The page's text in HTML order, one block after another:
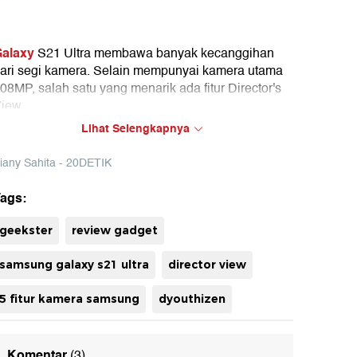
S21 Ultra membawa banyak kecanggihan
segi kamera. Selain mempunyai kamera utama
salah satu yang menarik ada fitur Director's
Apa itu fitur Director's View? Bagaimana
fitur tersebut?
Lihat Selengkapnya
Sahita - 20DETIK
geekster review gadget
samsung galaxy s21 ultra director view
5 fitur kamera samsung dyouthizen